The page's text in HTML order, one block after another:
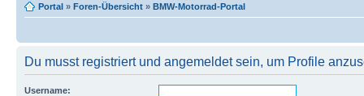
Portal » Foren-Übersicht » BMW-Motorrad-Portal
Du musst registriert und angemeldet sein, um Profile
Username: